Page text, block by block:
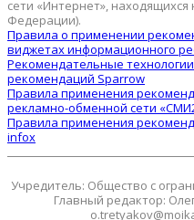
сети «Интернет»,
Федерации).
Правила о применении
виджетах информационного
Рекомендательные
рекомендаций Sparrow
Правила применения
рекламно-обменной сети
Правила применения
infox
Учредитель: Общество с
Главный редактор: